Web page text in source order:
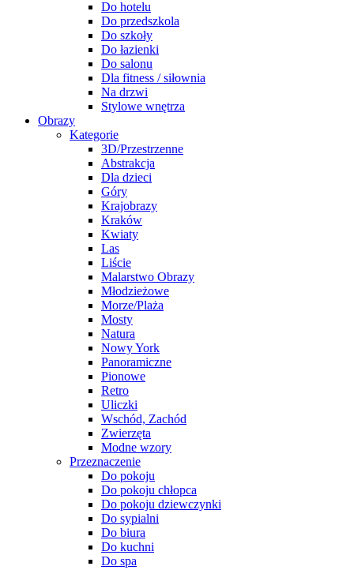
Do hotelu
Do przedszkola
Do szkoły
Do łazienki
Do salonu
Dla fitness / siłownia
Na drzwi
Stylowe wnętrza
Obrazy
Kategorie
3D/Przestrzenne
Abstrakcja
Dla dzieci
Góry
Krajobrazy
Kraków
Kwiaty
Las
Liście
Malarstwo Obrazy
Młodzieżowe
Morze/Plaża
Mosty
Natura
Nowy York
Panoramiczne
Pionowe
Retro
Uliczki
Wschód, Zachód
Zwierzęta
Modne wzory
Przeznaczenie
Do pokoju
Do pokoju chłopca
Do pokoju dziewczynki
Do sypialni
Do biura
Do kuchni
Do spa